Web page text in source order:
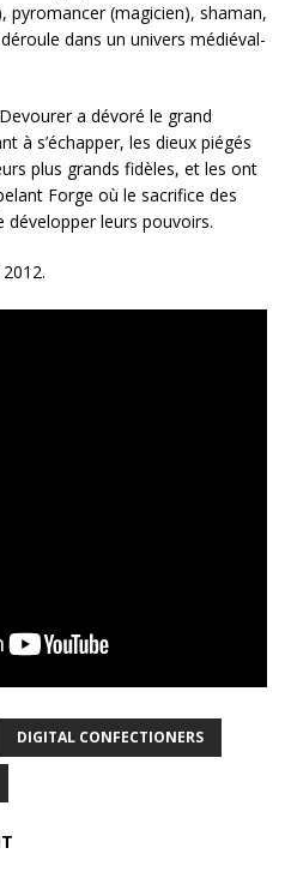
pyromancer (magicien), shaman,
dans un univers médiéval-
a dévoré le grand
à s’échapper, les dieux piégés
plus grands fidèles, et les ont
Forge où le sacrifice des
leurs pouvoirs.
DIGITAL CONFECTIONERS